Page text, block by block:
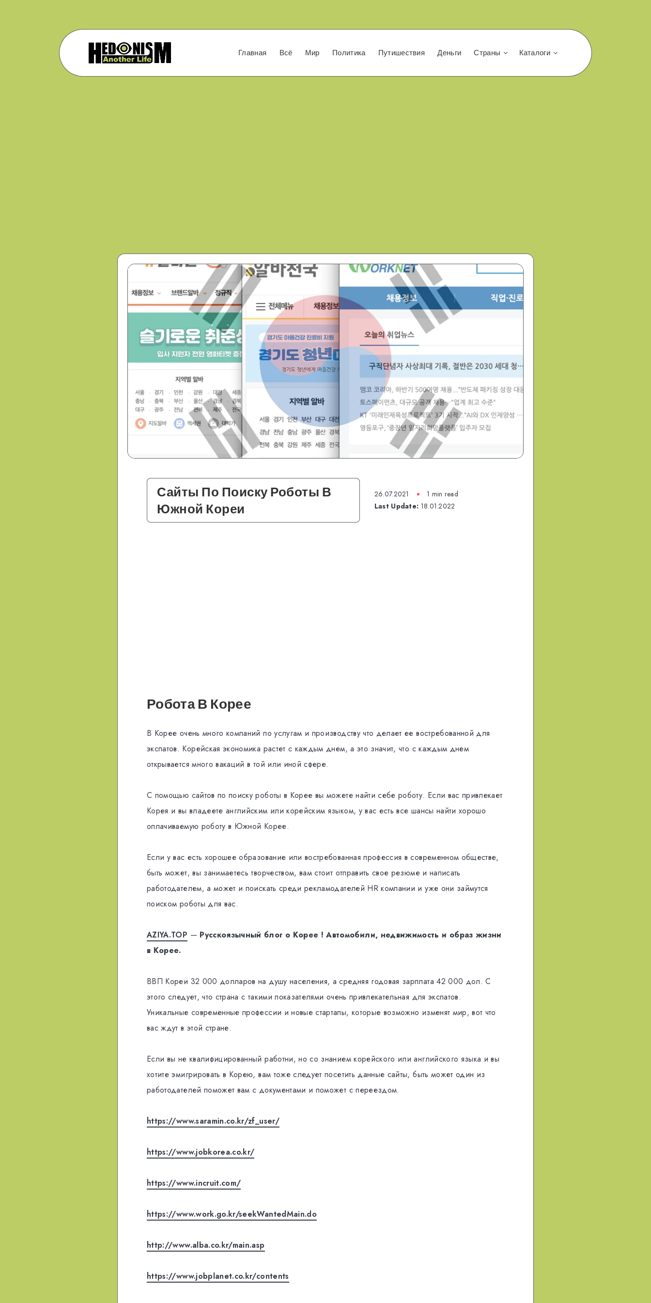
Главная Всё Мир Политика Путишествия Деньги Страны Каталоги
Сайты По Поиску Роботы В
Южной Кореи
26.07.2021
1 min read
Last Update: 18.01.2022
Робота В Корее
В Корее очень много компаний по услугам и производству что делает ее востребованной для
экспатов. Корейская экономика растет с каждым днем, а это значит, что с каждым днем
открывается много вакаций в той или иной сфере.
С помощью сайтов по поиску роботы в Корее вы можете найти себе роботу. Если вас привлекает
Корея и вы владеете английским или корейским языком, у вас есть все шансы найти хорошо
оплачиваемую роботу в Южной Корее.
Если у вас есть хорошее образование или востребованная профессия в современном обществе,
быть может, вы занимаетесь творчеством, вам стоит отправить свое резюме и написать
работодателем, а может и поискать среди рекламодателей HR компании и уже они займутся
поиском роботы для вас.
AZIYA.TOP — Русскоязычный блог о Корее ! Автомобили, недвижимость и образ жизни
в Корее.
ВВП Кореи 32 000 долларов на душу населения, а средняя годовая зарплата 42 000 дол. С
этого следует, что страна с такими показателями очень привлекательная для экспатов.
Уникальные современные профессии и новые стартапы, которые возможно изменят мир, вот что
вас ждут в этой стране.
Если вы не квалифицированный работни, но со знанием корейского или английского языка и вы
хотите эмигрировать в Корею, вам тоже следует посетить данные сайты, быть может один из
работодателей поможет вам с документами и поможет с переездом.
https://www.saramin.co.kr/zf_user/
https://www.jobkorea.co.kr/
https://www.incruit.com/
https://www.work.go.kr/seekWantedMain.do
http://www.alba.co.kr/main.asp
https://www.jobplanet.co.kr/contents